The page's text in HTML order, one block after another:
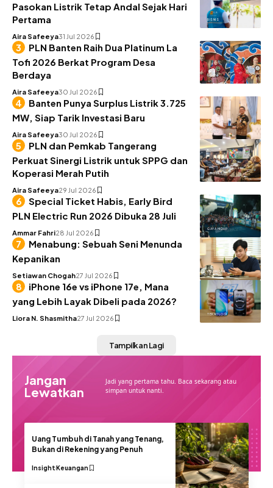
BISNIS
Pasokan Listrik Tetap Andal Sejak Hari
Pertama
Aira Safeeya31 Jul 2026
BISNIS
PLN Banten Raih Dua Platinum La
Tofi 2026 Berkat Program Desa
Berdaya
Aira Safeeya30 Jul 2026
BISNIS
Banten Punya Surplus Listrik 3.725
MW, Siap Tarik Investasi Baru
Aira Safeeya30 Jul 2026
UTILITAS
PLN dan Pemkab Tangerang
Perkuat Sinergi Listrik untuk SPPG dan
Koperasi Merah Putih
Aira Safeeya29 Jul 2026
GAYA HIDUP
Special Ticket Habis, Early Bird
PLN Electric Run 2026 Dibuka 28 Juli
Ammar Fahri28 Jul 2026
KEUANGAN
Menabung: Sebuah Seni Menunda
Kepanikan
Setiawan Chogah27 Jul 2026
TEKNOLOGI
iPhone 16e vs iPhone 17e, Mana
yang Lebih Layak Dibeli pada 2026?
Liora N. Shasmitha27 Jul 2026
Tampilkan Lagi
Jangan
Lewatkan
Jadi yang pertama tahu. Baca sekarang atau
simpan untuk nanti.
Uang Tumbuh di Tanah yang Tenang,
Bukan di Rekening yang Penuh
InsightKeuangan